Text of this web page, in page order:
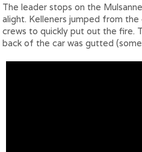
The leader stops on the
alight. Kelleners jumped from
crews to quickly put out the fire.
back of the car was gutted